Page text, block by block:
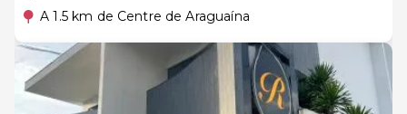
A 1.5 km de Centre de Araguaína